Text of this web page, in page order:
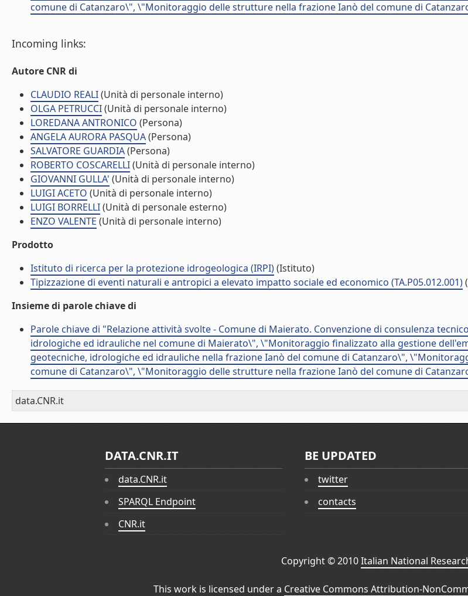
comune di Catanzaro\", \"Monitoraggio delle strutture nella frazione Ianò del comune di
Incoming links:
Autore CNR di
CLAUDIO REALI(Unità di personale interno)
OLGA PETRUCCI(Unità di personale interno)
LOREDANA ANTRONICO (Persona)
ANGELA AURORA PASQUA(Persona)
SALVATORE GUARDIA(Persona)
ROBERTO COSCARELLI(Unità di personale interno)
GIOVANNI GULLA' (Unità di personale interno)
LUIGI ACETO (Unità di personale interno)
LUIGI BORRELLI(Unità di personale esterno)
ENZO VALENTE (Unità di personale interno)
Prodotto
Istituto di ricerca per la protezione idrogeologica (IRPI)(Istituto)
Tipizzazione di eventi naturali e antropici a elevato impatto sociale ed economico (TA.P05.012.001)
Insieme di parole chiave di
Parole chiave di "Relazione attività svolte - Comune di Maierato. Convenzione di consulenza
idrologiche ed idrauliche nel comune di Maierato\", \"Monitoraggio finalizzato alla gestione
geotecniche, idrologiche ed idrauliche nella frazione Ianò del comune di Catanzaro\",
comune di Catanzaro\", \"Monitoraggio delle strutture nella frazione Ianò del comune di
data.CNR.it
DATA.CNR.IT
data.CNR.it
SPARQL Endpoint
CNR.it
BE UPDATED
twitter
contacts
Copyright © 2010Italian National
This work is licensed under a Creative Commons Attribution-